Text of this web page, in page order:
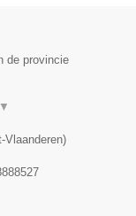
de provincie
▼
Vlaanderen)